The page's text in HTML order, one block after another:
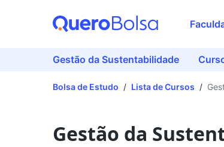
Gestão da Sustentabilidade
Bolsa de Estudo / Lista de Cursos /
Gestão da